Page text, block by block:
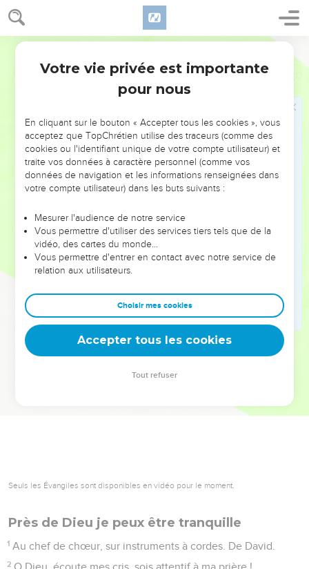
NE MANQUEZ PAS L’ÉVÉNEMENT
DE L’ANNÉE !
ET SI LEURS ERREURS POUVAIENT VOUS ÉVITER LES
VOTRES ?
leur foi ou leur vision. Mais on voit moins les doutes, les erreurs
et les saisons difficiles qu'ils ont traversés, alors même que ce
sont elles qui les ont façonnés.
Dans cette conférence, leaders, entrepreneurs, et responsables
clés pour avancer avec plus de sagesse afin que leurs erreurs
deviennent vos tremplins. Que vous guidiez un ministère, une
équipe, un groupe ou une famille, leur expérience est faite
Psaumes 61
Seuls les Évangiles sont disponibles en vidéo pour le moment.
Près de Dieu je peux être tranquille
1 Au chef de chœur, sur instruments à cordes. De David.
2 O Dieu, écoute mes cris, sois attentif à ma prière !
Votre vie privée est importante
pour nous
En cliquant sur le bouton « Accepter tous les cookies », vous
acceptez que TopChrétien utilise des traceurs (comme des
cookies ou l'identifiant unique de votre compte utilisateur) et
traite vos données à caractère personnel (comme vos
données de navigation et les informations renseignées dans
votre compte utilisateur) dans les buts suivants :
Mesurer l'audience de notre service
Vous permettre d'utiliser des services tiers tels que de la
vidéo, des cartes du monde…
Vous permettre d'entrer en contact avec notre service de
relation aux utilisateurs.
Choisir mes cookies
Accepter tous les cookies
Tout refuser